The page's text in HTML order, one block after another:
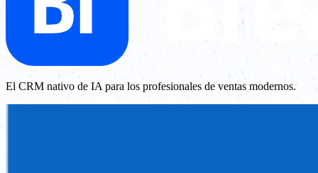
El CRM nativo de IA para los profesionales de ventas modernos.